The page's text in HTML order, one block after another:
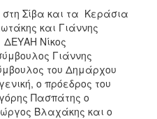
Σίβα και τα Κεράσια
και Γιάννης
Νίκος
Γιάννης
του Δημάρχου
ο πρόεδρος του
Πασπάτης ο
Βλαχάκης και ο